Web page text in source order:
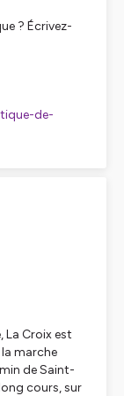
? Écrivez-
de-
, La Croix est
marche
de Saint-
cours, sur